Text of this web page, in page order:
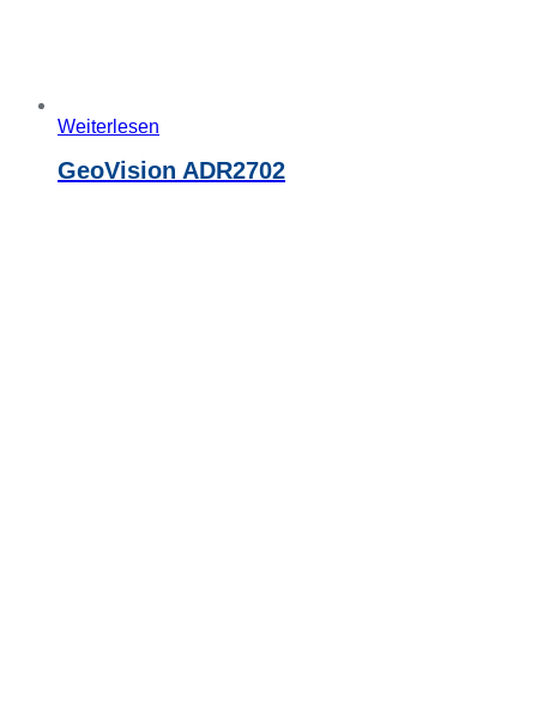
Weiterlesen
GeoVision ADR2702